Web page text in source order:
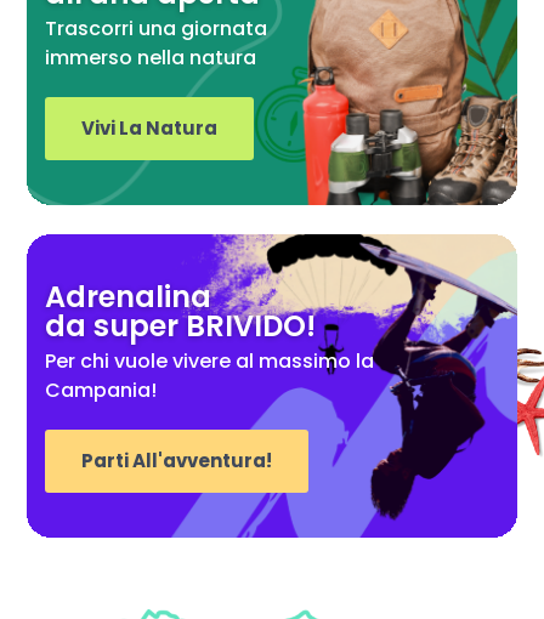
Trascorri una giornata
immerso nella natura
Vivi La Natura
Adrenalina
da super BRIVIDO!
Per chi vuole vivere al massimo la
Campania!
Parti All'avventura!